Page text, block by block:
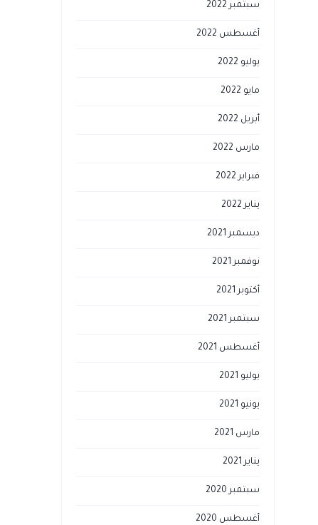
سبتمبر 2022
أغسطس 2022
يوليو 2022
مايو 2022
أبريل 2022
مارس 2022
فبراير 2022
يناير 2022
ديسمبر 2021
نوفمبر 2021
أكتوبر 2021
سبتمبر 2021
أغسطس 2021
يوليو 2021
يونيو 2021
مارس 2021
يناير 2021
سبتمبر 2020
أغسطس 2020